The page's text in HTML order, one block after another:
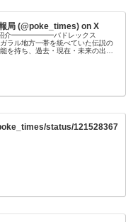
局 (@poke_times) on X
紹介━━━━━━バドレックス
ル地方一帯を統べていた伝説の
を持ち、過去・現在・未来の出来
status/121528367